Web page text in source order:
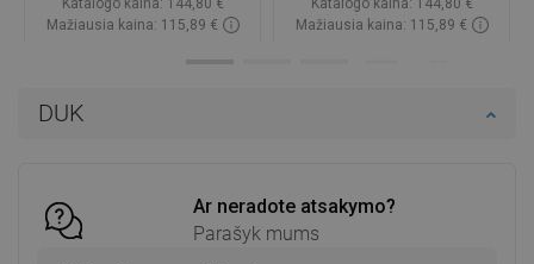
DUK
Ar neradote atsakymo?
Parašyk mums
Katalogo kaina: 144,80 €
Mažiausia kaina: 115,89 €
Katalogo kaina: 144,80 €
Mažiausia kaina: 115,89 €